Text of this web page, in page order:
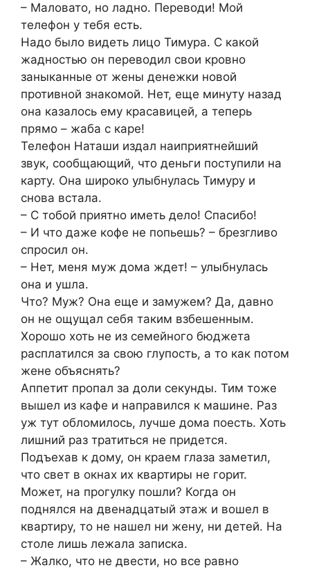
– Маловато, но ладно. Переводи! Мой
телефон у тебя есть.
Надо было видеть лицо Тимура. С какой
жадностью он переводил свои кровно
заныканные от жены денежки новой
противной знакомой. Нет, еще минуту назад
она казалось ему красавицей, а теперь
прямо – жаба с каре!
Телефон Наташи издал наиприятнейший
звук, сообщающий, что деньги поступили на
карту. Она широко улыбнулась Тимуру и
снова встала.
– С тобой приятно иметь дело! Спасибо!
– И что даже кофе не попьешь? – брезгливо
спросил он.
– Нет, меня муж дома ждет! – улыбнулась
она и ушла.
Что? Муж? Она еще и замужем? Да, давно
он не ощущал себя таким взбешенным.
Хорошо хоть не из семейного бюджета
расплатился за свою глупость, а то как потом
жене объяснять?
Аппетит пропал за доли секунды. Тим тоже
вышел из кафе и направился к машине. Раз
уж тут обломилось, лучше дома поесть. Хоть
лишний раз тратиться не придется.
Подъехав к дому, он краем глаза заметил,
что свет в окнах их квартиры не горит.
Может, на прогулку пошли? Когда он
поднялся на двенадцатый этаж и вошел в
квартиру, то не нашел ни жену, ни детей. На
столе лишь лежала записка.
– Жалко, что не двести, но все равно